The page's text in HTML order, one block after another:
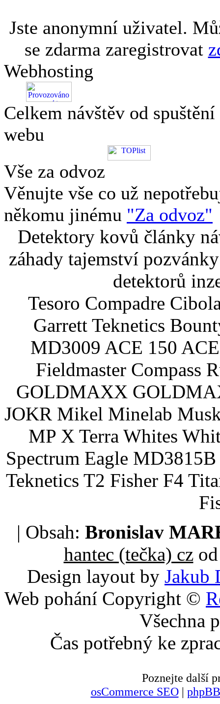
Jste anonymní uživatel.
se zdarma zaregistrovat
Webhosting
Celkem návštěv od spuštění
webu
Vše za odvoz
Věnujte vše co už
někomu jinému "Za odvoz"
Detektory kovů články
záhady tajemství
detektorů
Tesoro Compadre
Garrett Teknetics
MD3009 ACE 150
Fieldmaster Compass
GOLDMAXX
JOKR Mikel Minelab
MP X Terra Whites
Spectrum Eagle
Teknetics T2 Fisher F4
| Obsah: Bronislav
hantec (tečka) czod
Design layout by Jakub
Web pohání Copyright ©
Všechna
Čas potřebný ke
Poznejte další
osCommerce SEO|